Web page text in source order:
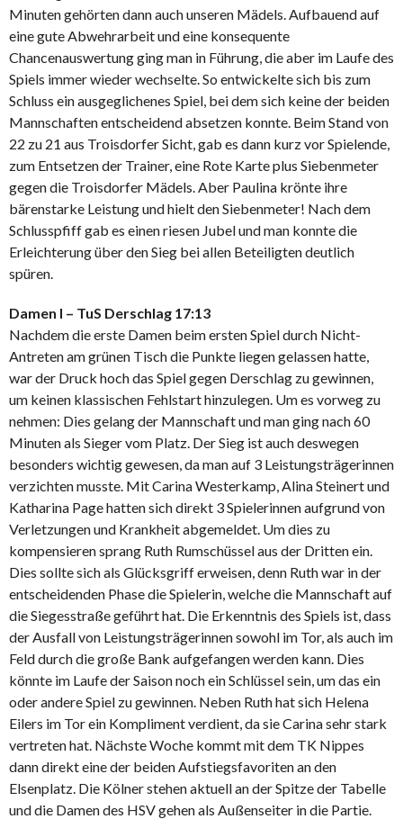
Minuten gehörten dann auch unseren Mädels. Aufbauend auf
eine gute Abwehrarbeit und eine konsequente
Chancenauswertung ging man in Führung, die aber im Laufe des
Spiels immer wieder wechselte. So entwickelte sich bis zum
Schluss ein ausgeglichenes Spiel, bei dem sich keine der beiden
Mannschaften entscheidend absetzen konnte. Beim Stand von
22 zu 21 aus Troisdorfer Sicht, gab es dann kurz vor Spielende,
zum Entsetzen der Trainer, eine Rote Karte plus Siebenmeter
gegen die Troisdorfer Mädels. Aber Paulina krönte ihre
bärenstarke Leistung und hielt den Siebenmeter! Nach dem
Schlusspfiff gab es einen riesen Jubel und man konnte die
Erleichterung über den Sieg bei allen Beteiligten deutlich
spüren.
Damen I – TuS Derschlag 17:13
Nachdem die erste Damen beim ersten Spiel durch Nicht-
Antreten am grünen Tisch die Punkte liegen gelassen hatte,
war der Druck hoch das Spiel gegen Derschlag zu gewinnen,
um keinen klassischen Fehlstart hinzulegen. Um es vorweg zu
nehmen: Dies gelang der Mannschaft und man ging nach 60
Minuten als Sieger vom Platz. Der Sieg ist auch deswegen
besonders wichtig gewesen, da man auf 3 Leistungsträgerinnen
verzichten musste. Mit Carina Westerkamp, Alina Steinert und
Katharina Page hatten sich direkt 3 Spielerinnen aufgrund von
Verletzungen und Krankheit abgemeldet. Um dies zu
kompensieren sprang Ruth Rumschüssel aus der Dritten ein.
Dies sollte sich als Glücksgriff erweisen, denn Ruth war in der
entscheidenden Phase die Spielerin, welche die Mannschaft auf
die Siegesstraße geführt hat. Die Erkenntnis des Spiels ist, dass
der Ausfall von Leistungsträgerinnen sowohl im Tor, als auch im
Feld durch die große Bank aufgefangen werden kann. Dies
könnte im Laufe der Saison noch ein Schlüssel sein, um das ein
oder andere Spiel zu gewinnen. Neben Ruth hat sich Helena
Eilers im Tor ein Kompliment verdient, da sie Carina sehr stark
vertreten hat. Nächste Woche kommt mit dem TK Nippes
dann direkt eine der beiden Aufstiegsfavoriten an den
Elsenplatz. Die Kölner stehen aktuell an der Spitze der Tabelle
und die Damen des HSV gehen als Außenseiter in die Partie.